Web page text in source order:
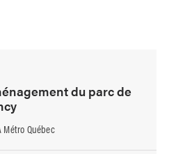
du parc de
Métro Québec